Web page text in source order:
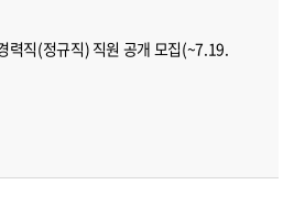
력직(정규직) 직원 공개 모집(~7.19.